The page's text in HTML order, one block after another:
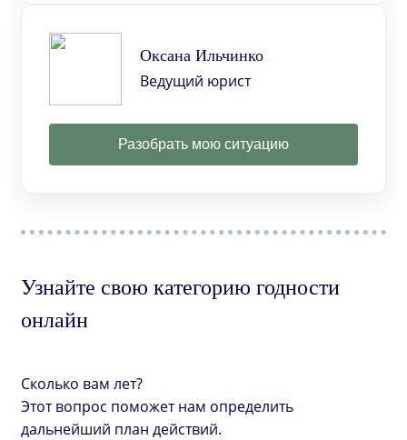
Оксана Ильчинко
Ведущий юрист
Разобрать мою ситуацию
Узнайте свою категорию годности
онлайн
Сколько вам лет?
Этот вопрос поможет нам определить
дальнейший план действий.